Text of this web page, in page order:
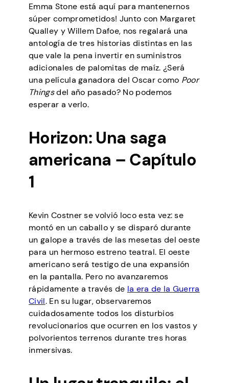
Emma Stone está aquí para mantenernos
súper comprometidos! Junto con Margaret
Qualley y Willem Dafoe, nos regalará una
antología de tres historias distintas en las
que vale la pena invertir en suministros
adicionales de palomitas de maíz. ¿Será
una película ganadora del Oscar como Poor
Thingsdel año pasado? No podemos
esperar a verlo.
Horizon: Una saga
americana – Capítulo
1
Kevin Costner se volvió loco esta vez: se
montó en un caballo y se disparó durante
un galope a través de las mesetas del oeste
para un hermoso estreno teatral. El oeste
americano será testigo de una expansión
en la pantalla. Pero no avanzaremos
rápidamente a través de la era de la Guerra
Civil. En su lugar, observaremos
cuidadosamente todos los disturbios
revolucionarios que ocurren en los vastos y
polvorientos terrenos durante tres horas
inmersivas.